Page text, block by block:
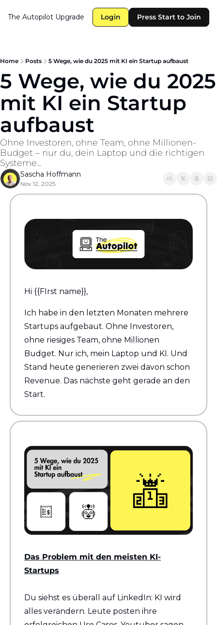
The Autopilot Upgrade Login Press Start to Join
Home Posts 5 Wege, wie du 2025 mit KI ein Startup aufbaust
5 Wege, wie du 2025
mit KI ein Startup
aufbaust
Ohne Investoren, ohne Team, ohne Millionen-
Budget – nur du, dein Laptop und die richtigen
Systeme...
Sascha Hoffmann
Nov 12, 2025
Hi {{FIrst name}},
Ich habe in den letzten Monaten mehrere
Startups aufgebaut. Ohne Investoren,
ohne riesiges Team, ohne Millionen
Budget. Nur ich, mein Laptop und KI. Und
Stand heute generieren zwei davon schon
Revenue. Das nächste geht gerade an den
Start.
Das Problem mit den meisten KI-
Startups
Du siehst es überall auf LinkedIn: KI wird
alles verändern. Leute posten ihre